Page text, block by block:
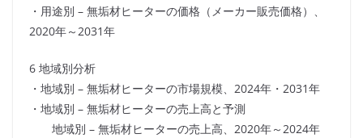
・用途別 – 無垢材ヒーターの価格（メーカー販売価格）、
2020年～2031年
6 地域別分析
・地域別 – 無垢材ヒーターの市場規模、2024年・2031年
・地域別 – 無垢材ヒーターの売上高と予測
地域別 – 無垢材ヒーターの売上高、2020年～2024年